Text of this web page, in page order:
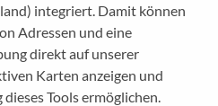
integriert. Damit können
Adressen und eine
direkt auf unserer
Karten anzeigen und
Tools ermöglichen.